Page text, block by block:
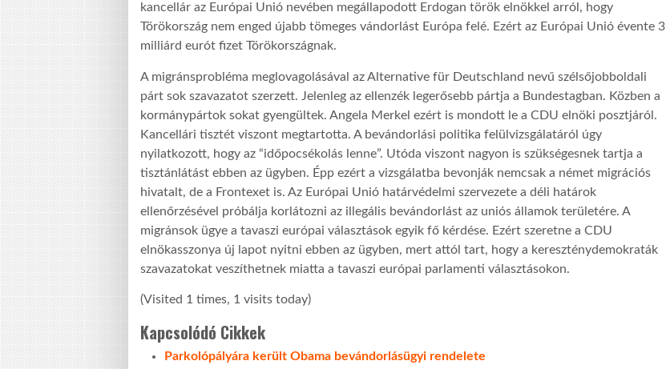
kancellár az Európai Unió nevében megállapodott Erdogan török elnökkel arról, hogy
Törökország nem enged újabb tömeges vándorlást Európa felé. Ezért az Európai Unió évente 3
milliárd eurót fizet Törökországnak.
A migránsprobléma meglovagolásával az Alternative für Deutschland nevű szélsőjobboldali
párt sok szavazatot szerzett. Jelenleg az ellenzék legerősebb pártja a Bundestagban. Közben a
kormánypártok sokat gyengültek. Angela Merkel ezért is mondott le a CDU elnöki posztjáról.
Kancellári tisztét viszont megtartotta. A bevándorlási politika felülvizsgálatáról úgy
nyilatkozott, hogy az “időpocsékolás lenne”. Utóda viszont nagyon is szükségesnek tartja a
tisztánlátást ebben az ügyben. Épp ezért a vizsgálatba bevonják nemcsak a német migrációs
hivatalt, de a Frontexet is. Az Európai Unió határvédelmi szervezete a déli határok
ellenőrzésével próbálja korlátozni az illegális bevándorlást az uniós államok területére. A
migránsok ügye a tavaszi európai választások egyik fő kérdése. Ezért szeretne a CDU
elnökasszonya új lapot nyitni ebben az ügyben, mert attól tart, hogy a kereszténydemokraták
szavazatokat veszíthetnek miatta a tavaszi európai parlamenti választásokon.
(Visited 1 times, 1 visits today)
Kapcsolódó Cikkek
Parkolópályára került Obama bevándorlásügyi rendelete